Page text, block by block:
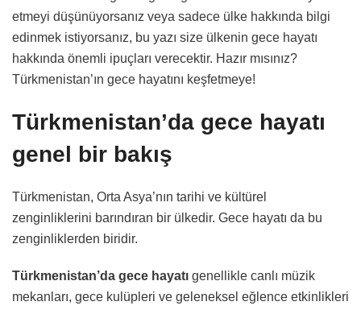
etmeyi düşünüyorsanız veya sadece ülke hakkında bilgi
edinmek istiyorsanız, bu yazı size ülkenin gece hayatı
hakkında önemli ipuçları verecektir. Hazır mısınız?
Türkmenistan’ın gece hayatını keşfetmeye!
Türkmenistan’da gece hayatı
genel bir bakış
Türkmenistan, Orta Asya’nın tarihi ve kültürel
zenginliklerini barındıran bir ülkedir. Gece hayatı da bu
zenginliklerden biridir.
Türkmenistan’da gece hayatı genellikle canlı müzik
mekanları, gece kulüpleri ve geleneksel eğlence etkinlikleri